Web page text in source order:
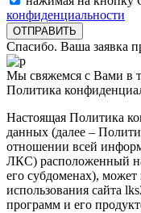
конфиденциальности
Спасибо. Ваша заявка
Мы свяжемся с Вами в
Политика
Настоящая Политика
данных (далее –
отношении всей
ЛКС) расположенный
его субдоменах), может
использования сайта
программ и его